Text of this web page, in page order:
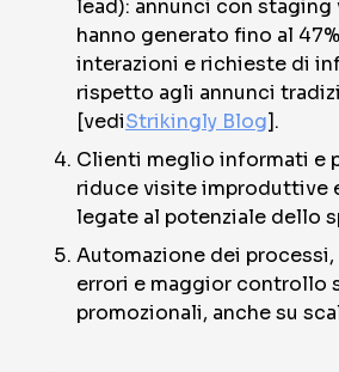
lead): annunci con staging
hanno generato fino al
interazioni e richieste di
rispetto agli annunci
[vediStrikingly Blog].
Clienti meglio informati e
riduce visite improduttive
legate al potenziale dello
Automazione dei
errori e maggior controllo
promozionali, anche su